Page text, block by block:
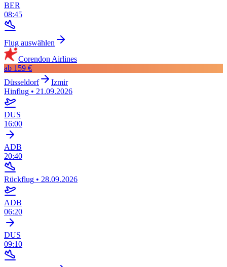
BER
08:45
Flug auswählen
Corendon Airlines
ab 159 €
Düsseldorf
Izmir
Hinflug • 21.09.2026
DUS
16:00
ADB
20:40
Rückflug • 28.09.2026
ADB
06:20
DUS
09:10